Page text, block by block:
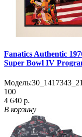
Fanatics Authentic
Super Bowl IV
Модель:30_1417343_21
100
4 640 р.
В корзину